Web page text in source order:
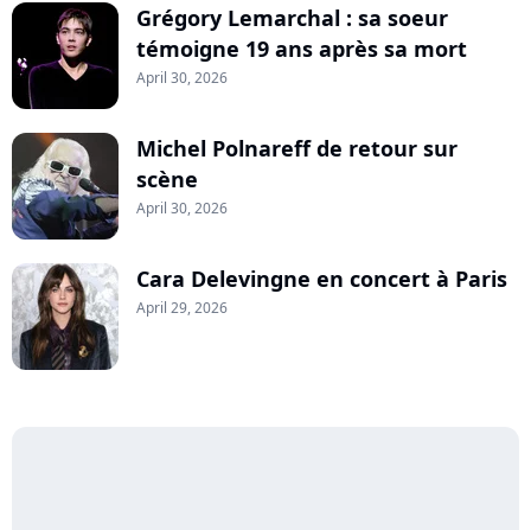
Grégory Lemarchal : sa soeur
témoigne 19 ans après sa mort
April 30, 2026
Michel Polnareff de retour sur
scène
April 30, 2026
Cara Delevingne en concert à Paris
April 29, 2026